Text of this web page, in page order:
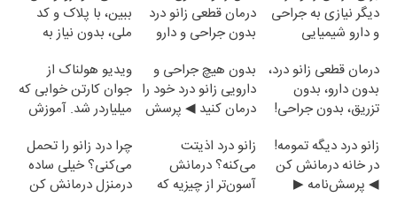
دیگر نیازی به جراحی
و دارو شیمیایی
درمان قطعی زانو درد
بدون جراحی و دارو
ببین، با پلاک و کد
ملی، بدون نیاز به
درمان قطعی زانو درد،
بدون دارو، بدون
تزریق، بدون جراحی!
بدون هیچ جراحی و
دارویی زانو درد خود را
درمان کنید ◀ پرسش
ویدیو هولناک از
جوان کارتن خوابی که
میلیاردر شد. آموزش
زانو درد دیگه تمومه!
در خانه درمانش کن
◀ پرسش‌نامه ▶
زانو درد اذیتت
می‌کنه؟ درمانش
آسون‌تر از چیزیه که
چرا درد زانو را تحمل
می‌کنی؟ خیلی ساده
درمنزل درمانش کن